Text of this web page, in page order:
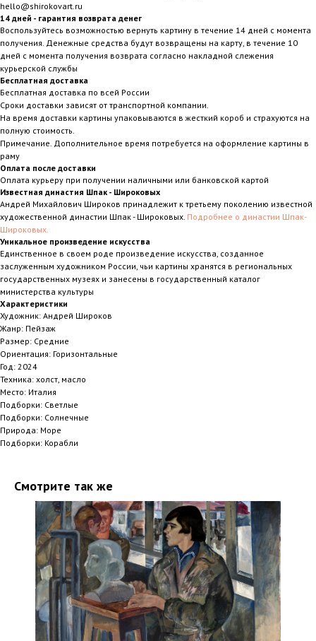
hello@shirokovart.ru
14 дней - гарантия возврата денег
Воспользуйтесь возможностью вернуть картину в течение 14 дней с момента
получения. Денежные средства будут возвращены на карту, в течение 10
дней с момента получения возврата согласно накладной слежения
курьерской службы
Бесплатная доставка
Бесплатная доставка по всей России
Сроки доставки зависят от транспортной компании.
На время доставки картины упаковываются в жесткий короб и страхуются на
полную стоимость.
Примечание. Дополнительное время потребуется на оформление картины в
раму
Оплата после доставки
Оплата курьеру при получении наличными или банковской картой
Известная династия Шпак - Широковых
Андрей Михайлович Широков принадлежит к третьему поколению известной
художественной династии Шпак - Широковых. Подробнее о династии Шпак-
Широковых.
Уникальное произведение искусства
Единственное в своем роде произведение искусства, созданное
заслуженным художником России, чьи картины хранятся в региональных
государственных музеях и занесены в государственный каталог
министерства культуры
Характеристики
Художник: Андрей Широков
Жанр: Пейзаж
Размер: Средние
Ориентация: Горизонтальные
Год: 2024
Техника: холст, масло
Место: Италия
Подборки: Светлые
Подборки: Солнечные
Природа: Море
Подборки: Корабли
Смотрите так же